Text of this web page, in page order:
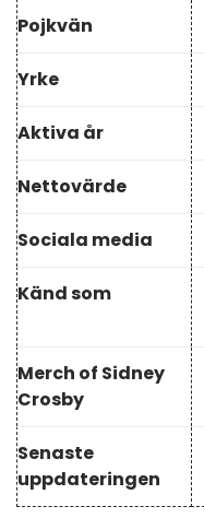
Pojkvän
Yrke
Aktiva år
Nettovärde
Sociala media
Känd som
Merch of Sidney
Crosby
Senaste
uppdateringen